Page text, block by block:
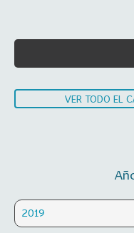
VER TODO EL
2019